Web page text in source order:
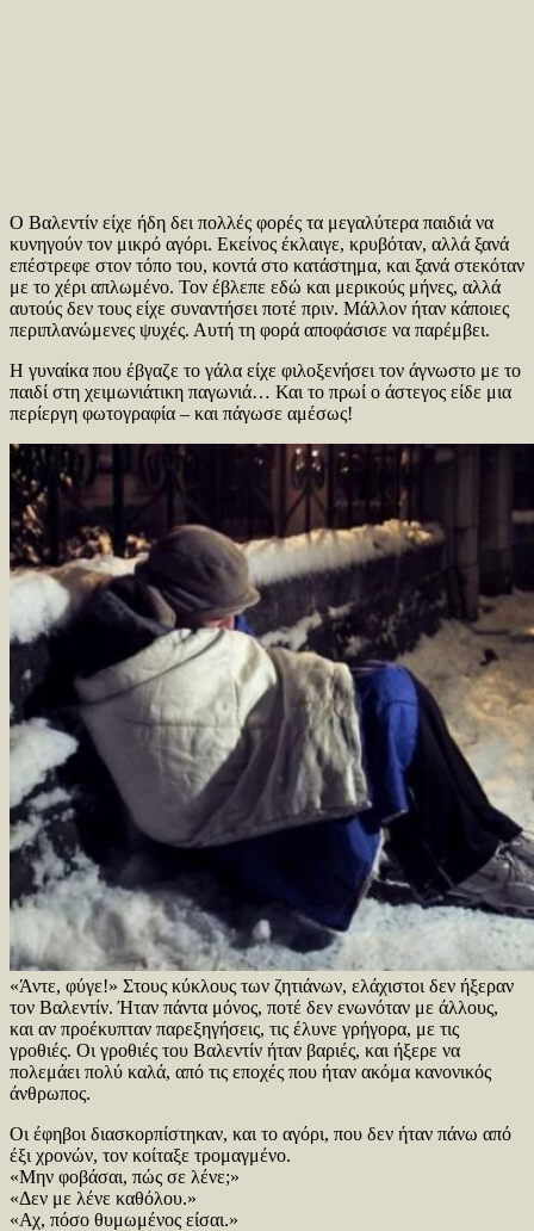
Ο Βαλεντίν είχε ήδη δει πολλές φορές τα μεγαλύτερα παιδιά να
κυνηγούν τον μικρό αγόρι. Εκείνος έκλαιγε, κρυβόταν, αλλά ξανά
επέστρεφε στον τόπο του, κοντά στο κατάστημα, και ξανά στεκόταν
με το χέρι απλωμένο. Τον έβλεπε εδώ και μερικούς μήνες, αλλά
αυτούς δεν τους είχε συναντήσει ποτέ πριν. Μάλλον ήταν κάποιες
περιπλανώμενες ψυχές. Αυτή τη φορά αποφάσισε να παρέμβει.
Η γυναίκα που έβγαζε το γάλα είχε φιλοξενήσει τον άγνωστο με το
παιδί στη χειμωνιάτικη παγωνιά… Και το πρωί ο άστεγος είδε μια
περίεργη φωτογραφία – και πάγωσε αμέσως!
«Άντε, φύγε!» Στους κύκλους των ζητιάνων, ελάχιστοι δεν ήξεραν
τον Βαλεντίν. Ήταν πάντα μόνος, ποτέ δεν ενωνόταν με άλλους,
και αν προέκυπταν παρεξηγήσεις, τις έλυνε γρήγορα, με τις
γροθιές. Οι γροθιές του Βαλεντίν ήταν βαριές, και ήξερε να
πολεμάει πολύ καλά, από τις εποχές που ήταν ακόμα κανονικός
άνθρωπος.
Οι έφηβοι διασκορπίστηκαν, και το αγόρι, που δεν ήταν πάνω από
έξι χρονών, τον κοίταξε τρομαγμένο.
«Μην φοβάσαι, πώς σε λένε;»
«Δεν με λένε καθόλου.»
«Αχ, πόσο θυμωμένος είσαι.»